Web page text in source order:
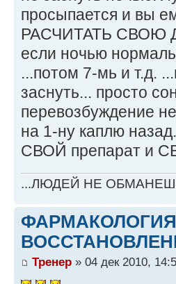
просыпается и вы
РАСЧИТАТЬ СВОЮ
если ночью
...потом 7-мь и т.д.
заснуть... просто
перевозбуждение
на 1-ну каплю
СВОЙ препарат и
...ЛЮДЕЙ НЕ
Тренер » 04 дек 2010,